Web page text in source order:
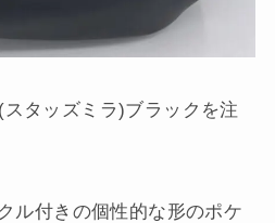
タッズミラ)ブラックを注
ル付きの個性的な形のポケ